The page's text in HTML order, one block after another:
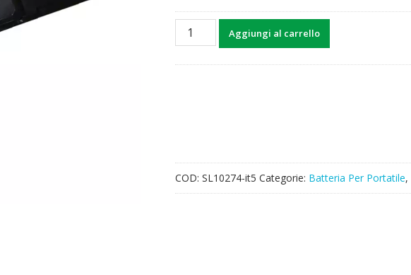
Batteria
Aggiungi al carrello
COD: SL10274-it5 Categorie: Batteria Per Portatile,